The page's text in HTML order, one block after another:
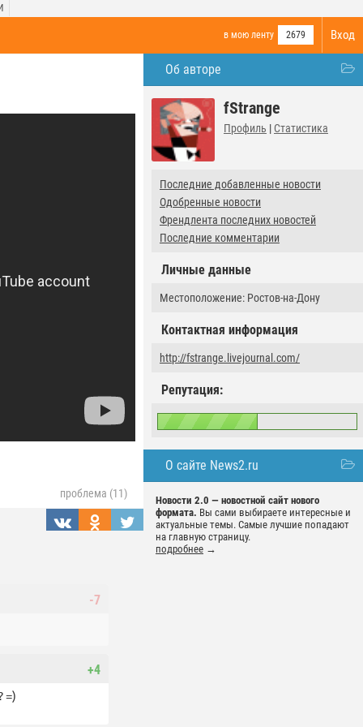
Вход
в мою ленту 2679
Об авторе
fStrange
Профиль | Статистика
Последние добавленные новости
Одобренные новости
Френдлента последних новостей
Последние комментарии
Личные данные
Местоположение: Ростов-на-Дону
Контактная информация
http://fstrange.livejournal.com/
Репутация:
О сайте News2.ru
Новости 2.0 — новостной сайт нового
формата. Вы сами выбираете интересные и
актуальные темы. Самые лучшие попадают
на главную страницу.
подробнее →
проблема (11)
-7
+4
=)